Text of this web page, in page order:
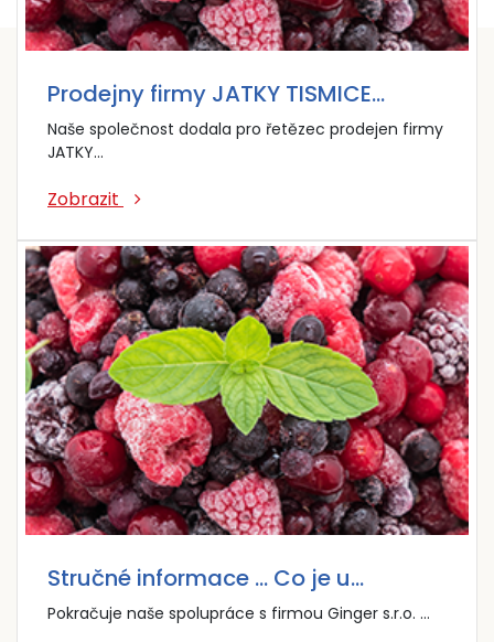
Prodejny firmy JATKY TISMICE…
Naše společnost dodala pro řetězec prodejen firmy
JATKY…
Zobrazit
Stručné informace … Co je u…
Pokračuje naše spolupráce s firmou Ginger s.r.o. …